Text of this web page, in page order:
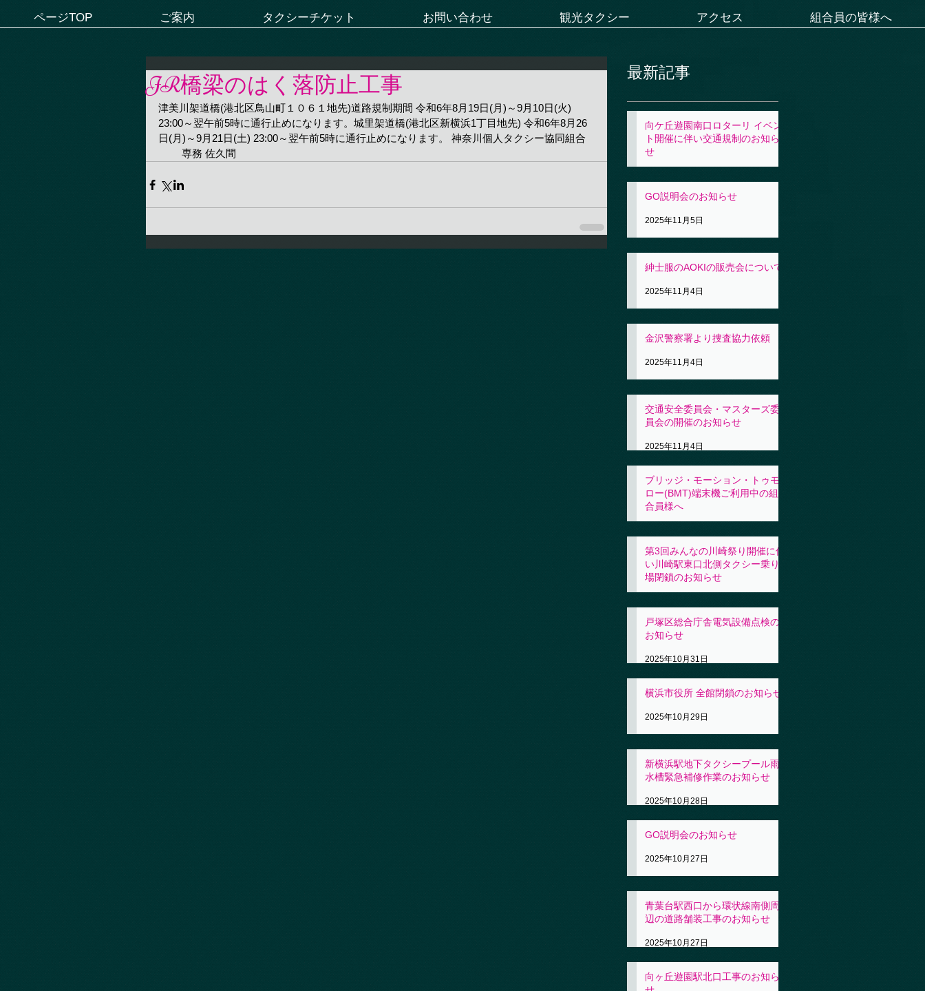
ページTOP ご案内 タクシーチケット お問い合わせ 観光タクシー アクセス 組合員の皆様へ
JR橋梁のはく落防止工事
津美川架道橋(港北区鳥山町１０６１地先)道路規制期間 令和6年8月19日(月)～9月10日(火)
23:00～翌午前5時に通行止めになります。城里架道橋(港北区新横浜1丁目地先) 令和6年8月26
日(月)～9月21日(土) 23:00～翌午前5時に通行止めになります。 神奈川個人タクシー協同組合
専務 佐久間
最新記事
向ケ丘遊園南口ロターリ イベン
ト開催に伴い交通規制のお知ら
せ
GO説明会のお知らせ
2025年11月5日
紳士服のAOKIの販売会について
2025年11月4日
金沢警察署より捜査協力依頼
2025年11月4日
交通安全委員会・マスターズ委
員会の開催のお知らせ
2025年11月4日
ブリッジ・モーション・トゥモ
ロー(BMT)端末機ご利用中の組
合員様へ
第3回みんなの川崎祭り開催に伴
い川崎駅東口北側タクシー乗り
場閉鎖のお知らせ
戸塚区総合庁舎電気設備点検の
お知らせ
2025年10月31日
横浜市役所 全館閉鎖のお知らせ
2025年10月29日
新横浜駅地下タクシープール雨
水槽緊急補修作業のお知らせ
2025年10月28日
GO説明会のお知らせ
2025年10月27日
青葉台駅西口から環状線南側周
辺の道路舗装工事のお知らせ
2025年10月27日
向ヶ丘遊園駅北口工事のお知ら